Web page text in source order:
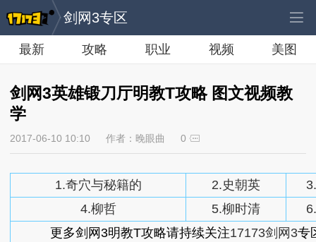
剑网3专区
最新 攻略 职业 视频 美图
剑网3英雄锻刀厅明教T攻略 图文视频教
学
2017-06-10 10:10 作者：晚眼曲 0
1.奇穴与秘籍的 2.史朝英
4.柳哲
5.柳时清
更多剑网3明教T攻略请持续关注17173剑网3专